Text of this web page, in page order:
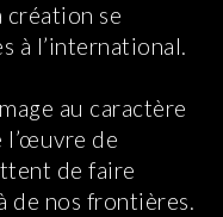
se
à l’international.
au caractère
de
de faire
de nos frontières.